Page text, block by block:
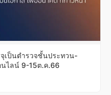
เป็นตำรวจชั้นประทวน-
ไลน์ 9-15ต.ค.66